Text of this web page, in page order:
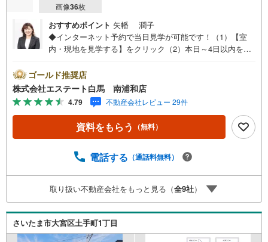
画像36枚
おすすめポイント 矢幡 潤子
◆インターネット予約で当日見学が可能です！（1）【室
内・現地を見学する】をクリック（2）本日～4日以内をご
ください。◆10:00～21:00はお電話でのお問い合わせがス
ムーズです。●住宅性能表示取得・長期優良住宅●食洗器や
浴室乾燥機など充実の設備●コンビニ・スーパー徒歩約8分
【Yahoo！ 不動産キャンペーン対象店舗です】 当店で物
件を成約するとPayPayボーナスをプレゼント！◆エステー
ト白馬の5大サポート◆1.FP相談サポート社外のファイナ
ービス新築住宅は2年、中古住宅は半年の設備修理サービス
ルオーダー住宅「白馬の家」のご提案可能4.見学時、建築
士同行サービス目視検査やリフォーム費用をお伝えするな
どの無料サービス5.お引渡し後もしっかりサポートCSサポ
ート室がお引渡し後のお悩みもしっかりサポートします
ゴールド推奨店
株式会社エステート白馬 南浦和店
4.79 不動産会社レビュー 29件
資料をもらう （無料）
電話する （通話料無料）
取り扱い不動産会社をもっと見る（全9社）
さいたま市大宮区土手町1丁目